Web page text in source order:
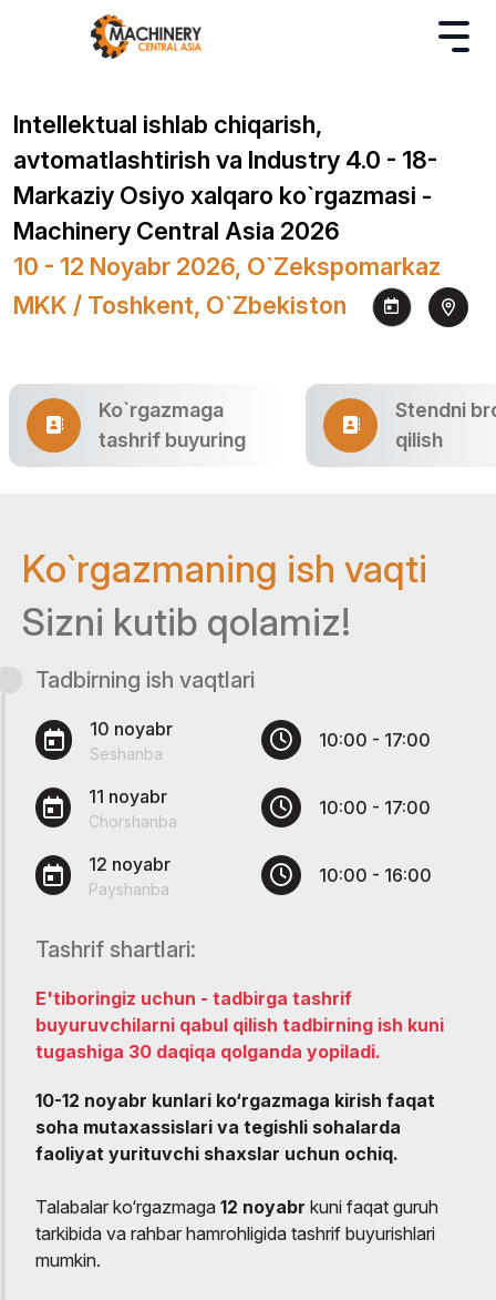
Intellektual ishlab chiqarish,
avtomatlashtirish va Industry 4.0 - 18-
Markaziy Osiyo xalqaro ko`rgazmasi -
Machinery Central Asia 2026
10 - 12 Noyabr 2026, O`zekspomarkaz
MKK / Toshkent, O`zbekiston
Ko`rgazmaga
tashrif buyuring
Stendni
qilish
Ko`rgazmaning ish vaqti
Sizni kutib qolamiz!
Tadbirning ish vaqtlari
10 noyabr
Seshanba
10:00 - 17:00
11 noyabr
Chorshanba
10:00 - 17:00
12 noyabr
Payshanba
10:00 - 16:00
Tashrif shartlari:
E'tiboringiz uchun - tadbirga tashrif
buyuruvchilarni qabul qilish tadbirning ish kuni
tugashiga 30 daqiqa qolganda yopiladi.
10-12 noyabr kunlari ko‘rgazmaga kirish faqat
soha mutaxassislari va tegishli sohalarda
faoliyat yurituvchi shaxslar uchun ochiq.
Talabalar ko‘rgazmaga 12 noyabr kuni faqat guruh
tarkibida va rahbar hamrohligida tashrif buyurishlari
mumkin.